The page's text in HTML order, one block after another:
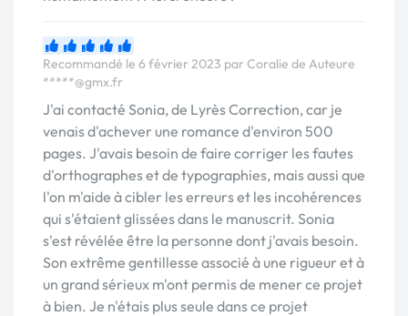
Recommandé le 6 février 2023 par Coralie de Auteure
*****@gmx.fr
J'ai contacté Sonia, de Lyrès Correction, car je
venais d'achever une romance d'environ 500
pages. J'avais besoin de faire corriger les fautes
d'orthographes et de typographies, mais aussi que
l'on m'aide à cibler les erreurs et les incohérences
qui s'étaient glissées dans le manuscrit. Sonia
s'est révélée être la personne dont j'avais besoin.
Son extrême gentillesse associé à une rigueur et à
un grand sérieux m'ont permis de mener ce projet
à bien. Je n'étais plus seule dans ce projet